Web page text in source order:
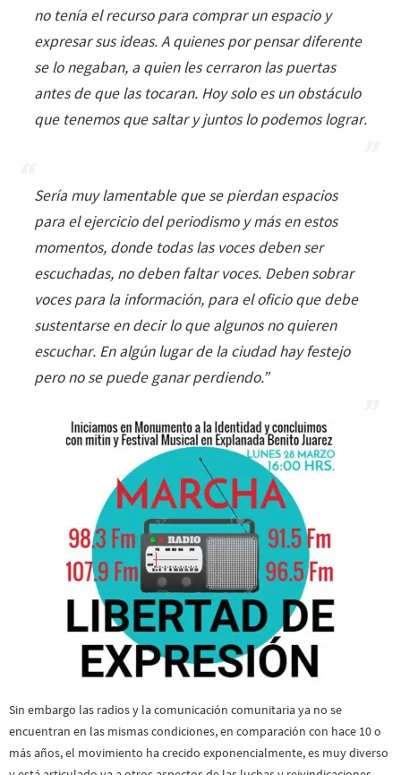
no tenía el recurso para comprar un espacio y
expresar sus ideas. A quienes por pensar diferente
se lo negaban, a quien les cerraron las puertas
antes de que las tocaran. Hoy solo es un obstáculo
que tenemos que saltar y juntos lo podemos lograr.
Sería muy lamentable que se pierdan espacios
para el ejercicio del periodismo y más en estos
momentos, donde todas las voces deben ser
escuchadas, no deben faltar voces. Deben sobrar
voces para la información, para el oficio que debe
sustentarse en decir lo que algunos no quieren
escuchar. En algún lugar de la ciudad hay festejo
pero no se puede ganar perdiendo.”
Sin embargo las radios y la comunicación comunitaria ya no se
encuentran en las mismas condiciones, en comparación con hace 10 o
más años, el movimiento ha crecido exponencialmente, es muy diverso